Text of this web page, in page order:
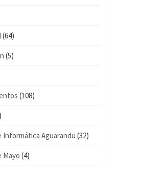
(64)
(5)
(108)
Informática Aguarandu (32)
Mayo (4)